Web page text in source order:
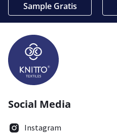
Sample Gratis
Social Media
Instagram